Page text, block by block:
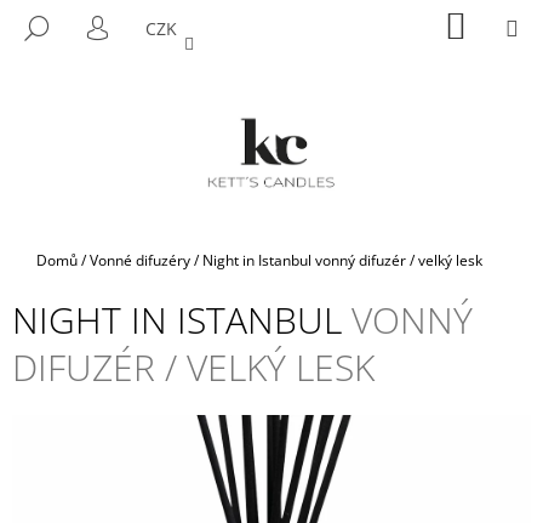
HLEDAT
PŘIHLÁŠENÍ
CZK KOŠÍK
Domů/Vonné difuzéry/ Night in Istanbul vonný difuzér / velký lesk
NIGHT IN ISTANBULVONNÝ
DIFUZÉR / VELKÝ LESK
T
E
B
U